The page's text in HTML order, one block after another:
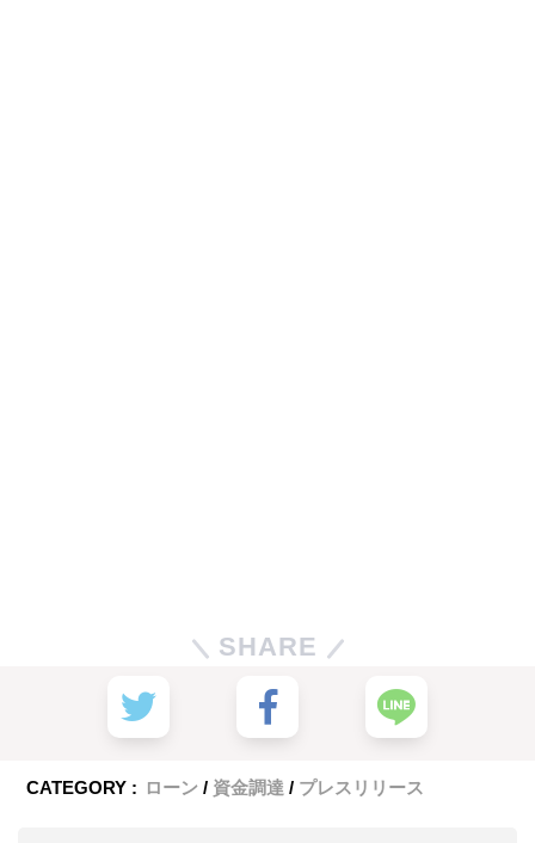
SHARE
CATEGORY : ローン 資金調達 プレスリリース